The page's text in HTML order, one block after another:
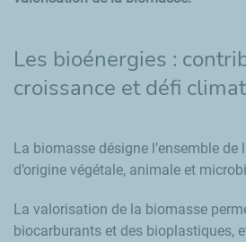
Les bioénergies :
croissance et défi
La biomasse désigne l’ensemble
d’origine végétale, animale et
La valorisation de la biomasse
biocarburants et des bioplastiques,